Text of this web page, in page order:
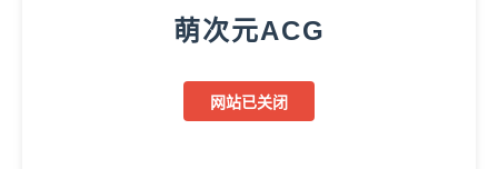
萌次元ACG
网站已关闭